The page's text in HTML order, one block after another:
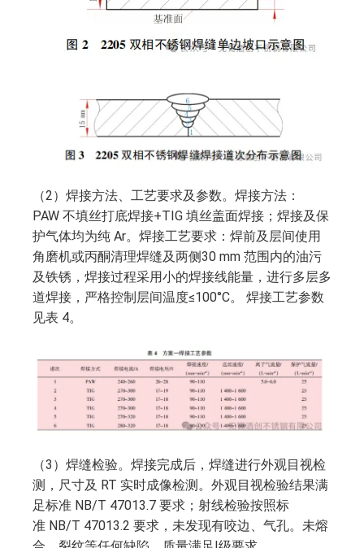
（2）焊接方法、工艺要求及参数。焊接方法：
PAW 不填丝打底焊接+TIG 填丝盖面焊接；焊接及保
护气体均为纯 Ar。焊接工艺要求：焊前及层间使用
角磨机或丙酮清理焊缝及两侧30 mm 范围内的油污
及铁锈，焊接过程采用小的焊接线能量，进行多层多
道焊接，严格控制层间温度≤100°C。 焊接工艺参数
见表 4。
（3）焊缝检验。焊接完成后，焊缝进行外观目视检
测，尺寸及 RT 实时成像检测。外观目视检验结果满
足标准 NB/T 47013.7 要求；射线检验按照标
准 NB/T 47013.2 要求，未发现有咬边、气孔。未熔